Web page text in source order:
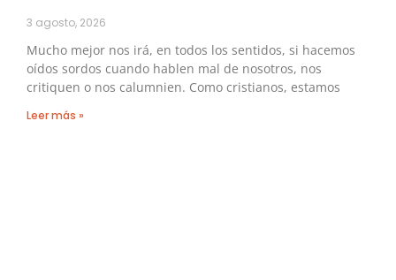
3 agosto, 2026
Mucho mejor nos irá, en todos los sentidos, si hacemos
oídos sordos cuando hablen mal de nosotros, nos
critiquen o nos calumnien. Como cristianos, estamos
Leer más »